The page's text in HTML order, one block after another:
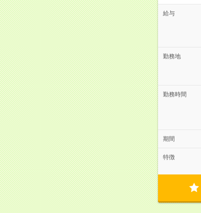
給与
勤務地
勤務時間
期間
特徴